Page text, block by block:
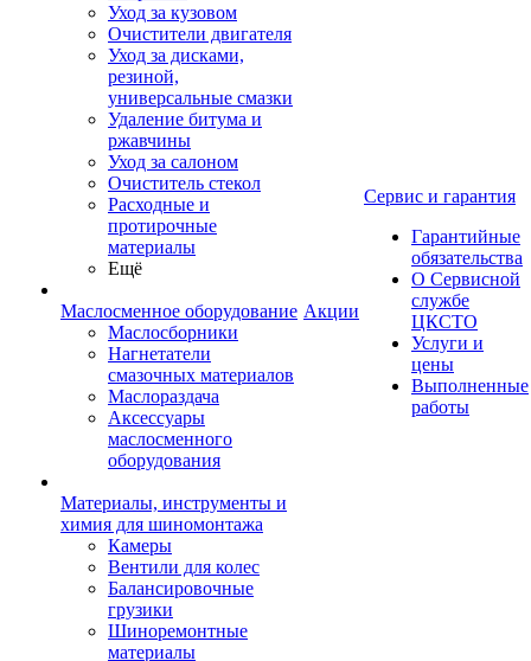
Уход за кузовом
Очистители двигателя
Уход за дисками,
резиной,
универсальные смазки
Удаление битума и
ржавчины
Уход за салоном
Очиститель стекол
Расходные и
протирочные
материалы
Ещё
Маслосменное оборудование
Маслосборники
Нагнетатели
смазочных материалов
Маслораздача
Аксессуары
маслосменного
оборудования
Материалы, инструменты и
химия для шиномонтажа
Камеры
Вентили для колес
Балансировочные
грузики
Шиноремонтные
материалы
Акции
Сервис и гарантия
Гарантийные
обязательства
О Сервисной
службе
ЦКСТО
Услуги и
цены
Выполненные
работы